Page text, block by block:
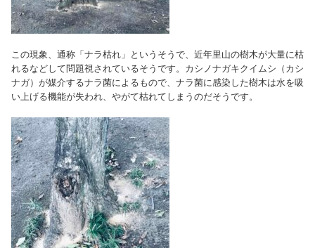
この現象、通称「ナラ枯れ」というそうで、近年里山の樹木が大量に枯
れるなどして問題視されているそうです。カシノナガキクイムシ（カシ
ナガ）が媒介するナラ菌によるもので、ナラ菌に感染した樹木は水を吸
い上げる機能が失われ、やがて枯れてしまうのだそうです。